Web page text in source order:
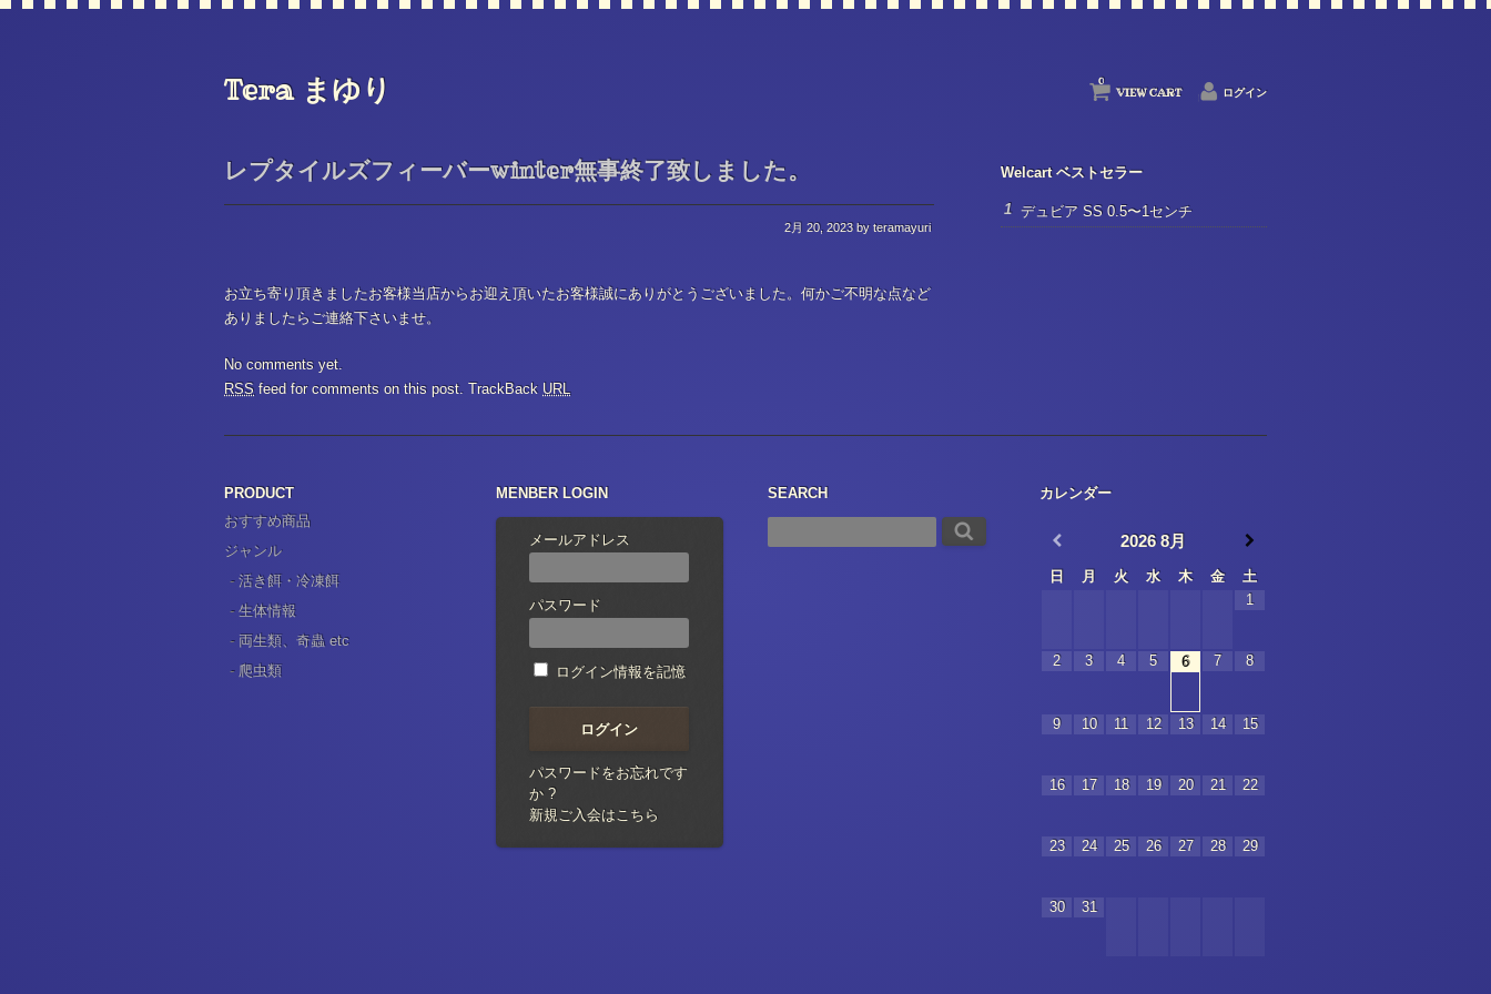
VIEW CART
0
ログイン
Tera まゆり
レプタイルズフィーバーwinter無事終了致しました。
2月 20, 2023by teramayuri
お立ち寄り頂きましたお客様当店からお迎え頂いたお客様誠にありがとうございました。何かご不明な点など
ありましたらご連絡下さいませ。
No comments yet.
RSS feed for comments on this post. TrackBack URL
Welcart ベストセラー
デュビア SS 0.5〜1センチ
PRODUCT
おすすめ商品
ジャンル
活き餌・冷凍餌
生体情報
両生類、奇蟲 etc
爬虫類
MENBER LOGIN
メールアドレス
パスワード
ログイン情報を記憶
パスワードをお忘れです
か ?
新規ご入会はこちら
SEARCH カレンダー
2026 8月
日 月 火 水 木 金
土
1
2 3 4 5 6 7 8
9 10 11 12 13 14 15
16 17 18 19 20 21 22
23 24 25 26 27 28 29
30 31